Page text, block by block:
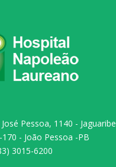
Pessoa, 1140 - Jaguaribe
170 - João Pessoa -PB
3015-6200